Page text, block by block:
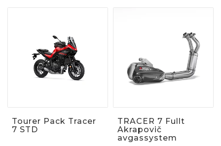
Tourer Pack Tracer
7 STD
TRACER 7 Fullt
Akrapovič
avgassystem